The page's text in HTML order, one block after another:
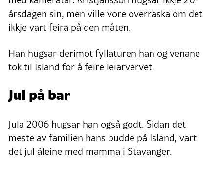
årsdagen sin, men ville vore overraska om det
ikkje vart feira på den måten.
Han hugsar derimot fyllaturen han og venane
tok til Island for å feire leiarvervet.
Jul på bar
Jula 2006 hugsar han også godt. Sidan det
meste av familien hans budde på Island, vart
det jul åleine med mamma i Stavanger.